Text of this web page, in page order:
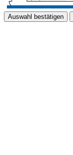
Auswahl bestätigen